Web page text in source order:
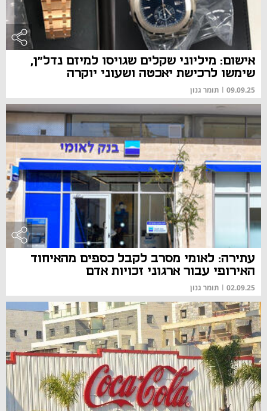
אישום: מיליוני שקלים שגויסו למיזם נדל"ן,
שימשו לרכישת יאכטה ושעוני יוקרה
09.09.25
| תומר גנון
עתירה: לאומי מסרב לקבל כספים מהאיחוד
האירופי עבור ארגוני זכויות אדם
02.09.25
| תומר גנון